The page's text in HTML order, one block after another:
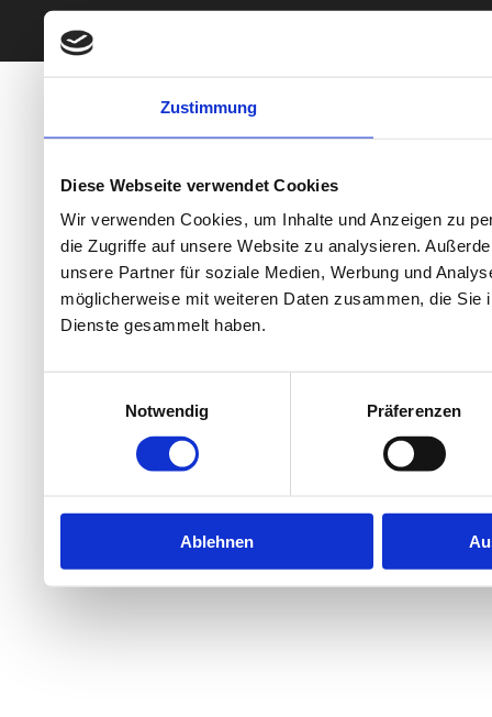
Zustimmung
Diese Webseite verwendet Cookies
Wir verwenden Cookies, um Inhalte und Anzeigen zu
die Zugriffe auf unsere Website zu analysieren.
unsere Partner für soziale Medien, Werbung und
möglicherweise mit weiteren Daten zusammen, die
Dienste gesammelt haben.
Notwendig
Präferenzen
Ablehnen